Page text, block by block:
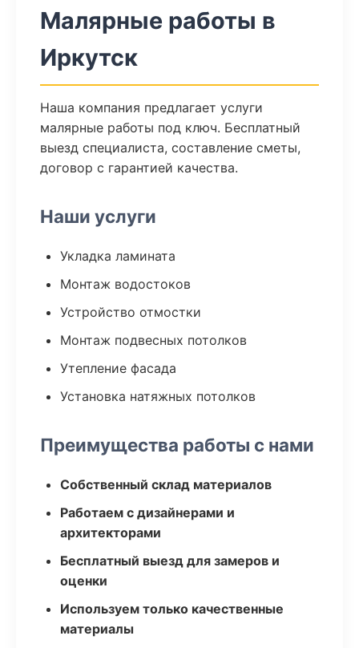
Малярные работы в
Иркутск
Наша компания предлагает услуги
малярные работы под ключ. Бесплатный
выезд специалиста, составление сметы,
договор с гарантией качества.
Наши услуги
Укладка ламината
Монтаж водостоков
Устройство отмостки
Монтаж подвесных потолков
Утепление фасада
Установка натяжных потолков
Преимущества работы с нами
Собственный склад материалов
Работаем с дизайнерами и
архитекторами
Бесплатный выезд для замеров и
оценки
Используем только качественные
материалы